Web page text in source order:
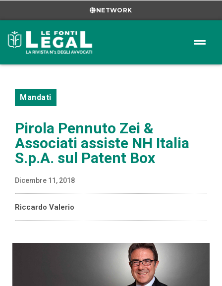
NETWORK
Mandati
Pirola Pennuto Zei &
Associati assiste NH Italia
S.p.A. sul Patent Box
Dicembre 11, 2018
Riccardo Valerio